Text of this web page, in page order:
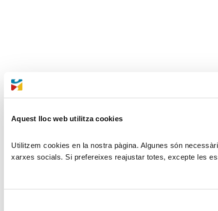
Aquest lloc web utilitza cookies
Utilitzem cookies en la nostra pàgina. Algunes són
xarxes socials. Si prefereixes reajustar totes, excepte les